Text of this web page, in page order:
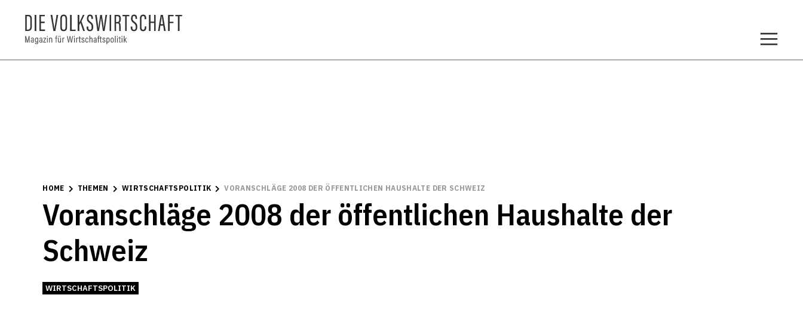
HOME THEMEN WIRTSCHAFTSPOLITIK VORANSCHLÄGE 2008 DER ÖFFENTLICHEN HAUSHALTE DER SCHWEIZ
Voranschläge 2008 der öffentlichen Haushalte der
Schweiz
WIRTSCHAFTSPOLITIK